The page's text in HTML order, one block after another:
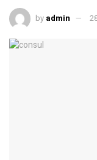
by admin